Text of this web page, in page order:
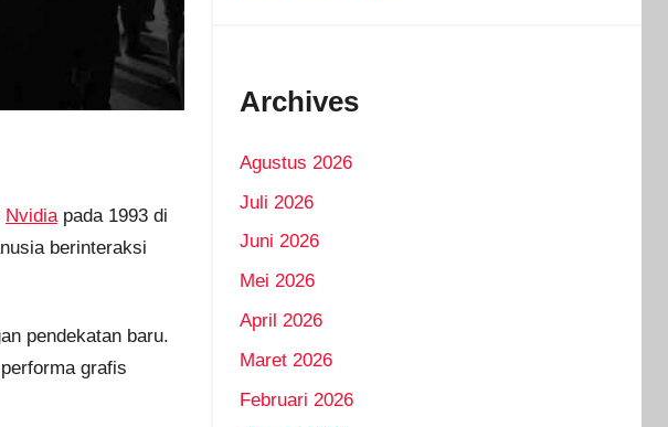
Nvidiapada 1993 di
berinteraksi
pendekatan baru.
grafis
Archives
Agustus 2026
Juli 2026
Juni 2026
Mei 2026
April 2026
Maret 2026
Februari 2026